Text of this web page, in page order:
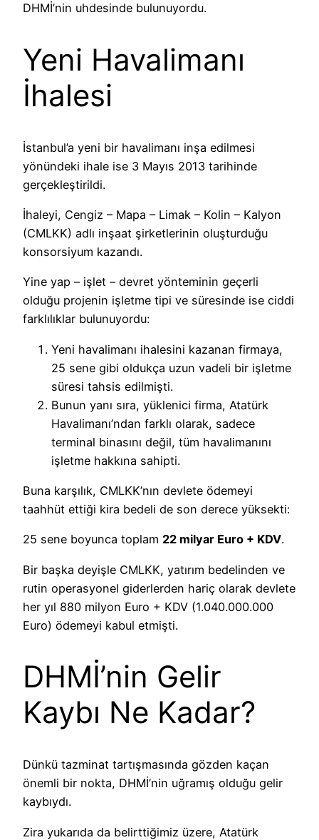
DHMİ’nin uhdesinde bulunuyordu.
Yeni Havalimanı
İhalesi
İstanbul’a yeni bir havalimanı inşa edilmesi
yönündeki ihale ise 3 Mayıs 2013 tarihinde
gerçekleştirildi.
İhaleyi, Cengiz – Mapa – Limak – Kolin – Kalyon
(CMLKK) adlı inşaat şirketlerinin oluşturduğu
konsorsiyum kazandı.
Yine yap – işlet – devret yönteminin geçerli
olduğu projenin işletme tipi ve süresinde ise ciddi
farklılıklar bulunuyordu:
Yeni havalimanı ihalesini kazanan firmaya,
25 sene gibi oldukça uzun vadeli bir işletme
süresi tahsis edilmişti.
Bunun yanı sıra, yüklenici firma, Atatürk
Havalimanı’ndan farklı olarak, sadece
terminal binasını değil, tüm havalimanını
işletme hakkına sahipti.
Buna karşılık, CMLKK’nın devlete ödemeyi
taahhüt ettiği kira bedeli de son derece yüksekti:
25 sene boyunca toplam 22 milyar Euro + KDV.
Bir başka deyişle CMLKK, yatırım bedelinden ve
rutin operasyonel giderlerden hariç olarak devlete
her yıl 880 milyon Euro + KDV (1.040.000.000
Euro) ödemeyi kabul etmişti.
DHMİ’nin Gelir
Kaybı Ne Kadar?
Dünkü tazminat tartışmasında gözden kaçan
önemli bir nokta, DHMİ’nin uğramış olduğu gelir
kaybıydı.
Zira yukarıda da belirttiğimiz üzere, Atatürk